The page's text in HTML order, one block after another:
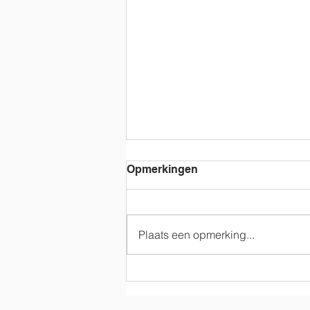
Opmerkingen
Plaats een opmerking...